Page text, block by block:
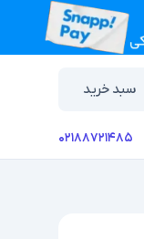
سبد خرید
۰۲۱۸۸۷۲۱۴۸۵